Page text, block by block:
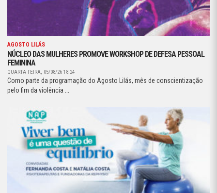
AGOSTO LILÁS
NÚCLEO DAS MULHERES PROMOVE WORKSHOP DE DEFESA PESSOAL
FEMININA
QUARTA-FEIRA, 05/08/26 18:24
Como parte da programação do Agosto Lilás, mês de conscientização
pelo fim da violência ...